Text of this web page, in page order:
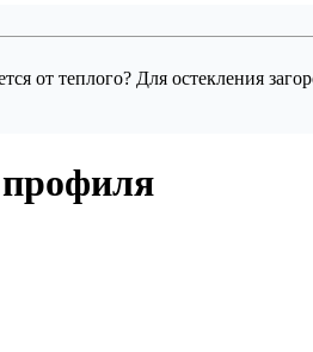
от теплого? Для остекления